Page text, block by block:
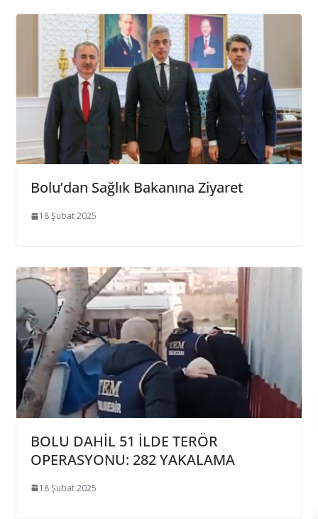
Bolu’dan Sağlık Bakanına Ziyaret
18 Şubat 2025
BOLU DAHİL 51 İLDE TERÖR
OPERASYONU: 282 YAKALAMA
18 Şubat 2025